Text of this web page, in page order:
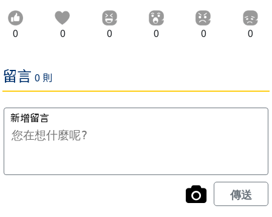
0 0 0 0 0 0